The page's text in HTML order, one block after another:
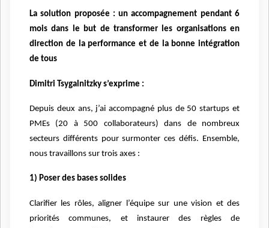
La solution proposée : un accompagnement pendant 6
mois dans le but de transformer les organisations en
direction de la performance et de la bonne intégration
de tous
Dimitri Tsygalnitzky s’exprime :
Depuis deux ans, j’ai accompagné plus de 50 startups et
PMEs (20 à 500 collaborateurs) dans de nombreux
secteurs différents pour surmonter ces défis. Ensemble,
nous travaillons sur trois axes :
1) Poser des bases solides
Clarifier les rôles, aligner l’équipe sur une vision et des
priorités communes, et instaurer des règles de